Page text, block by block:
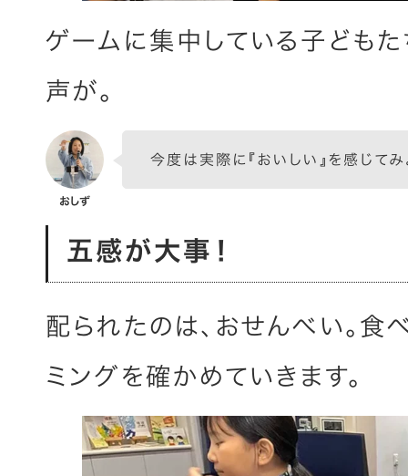
ゲームに集中している子どもた
声が。
今度は実際に『おいしい』を感じて
五感が大事！
配られたのは、おせんべい。食
ミングを確かめていきます。